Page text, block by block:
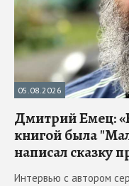
05.08.2026
Дмитрий Емец:
книгой была
написал сказку
Интервью с автором